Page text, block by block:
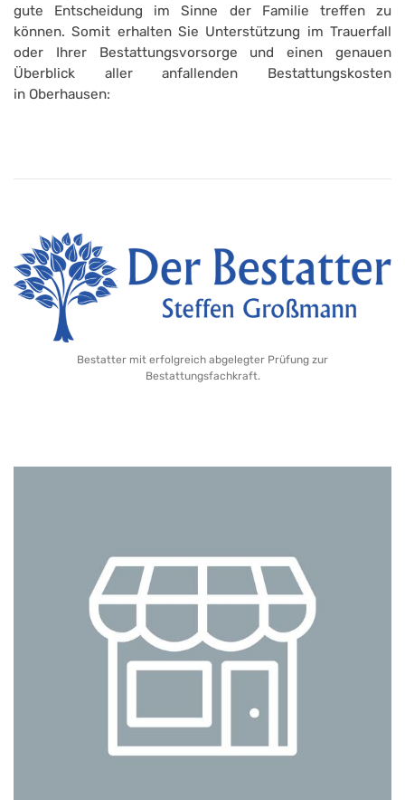
gute Entscheidung im Sinne der Familie treffen zu
können. Somit erhalten Sie Unterstützung im Trauerfall
oder Ihrer Bestattungsvorsorge und einen genauen
Überblick aller anfallenden Bestattungskosten
in Oberhausen:
Bestatter mit erfolgreich abgelegter Prüfung zur
Bestattungsfachkraft.